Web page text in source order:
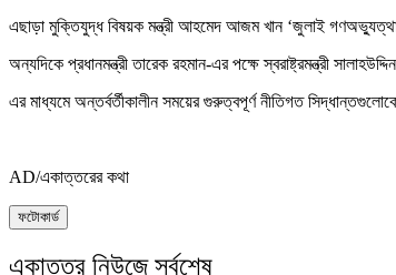
এছাড়া মুক্তিযুদ্ধ বিষয়ক মন্ত্রী আহমেদ আজম খান ‘জুলাই
অন্যদিকে প্রধানমন্ত্রী তারেক রহমান-এর পক্ষে স্বরাষ্ট্রমন্ত্রী
এর মাধ্যমে অন্তর্বর্তীকালীন সময়ের গুরুত্বপূর্ণ নীতিগত
AD/একাত্তরের কথা
ফটোকার্ড
একাত্তর নিউজে সর্বশেষ